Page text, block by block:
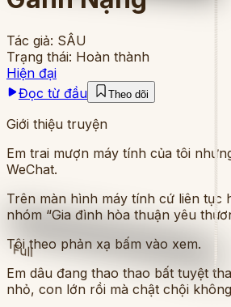
Full
Tác giả: SÂU
Trạng thái: Hoàn thành
Hiện đại
Đọc từ đầu
Theo dõi
Giới thiệu truyện
Em trai mượn máy tính của tôi
WeChat.
Trên màn hình máy tính cứ liên tục
nhóm “Gia đình hòa thuận yêu
Tôi theo phản xạ bấm vào xem.
Em dâu đang thao thao bất tuyệt
nhỏ, con lớn rồi mà chật chội